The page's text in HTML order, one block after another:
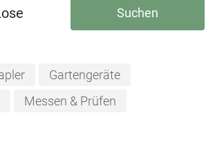
Suchen
Gartengeräte
Messen & Prüfen